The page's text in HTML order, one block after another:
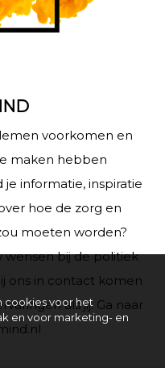
voorkomen en
maken hebben
informatie, inspiratie
hoe de zorg en
moeten worden?
bij de politiek
ons in contact komen
als jij. Ga naar
cookies voor het
en voor marketing- en